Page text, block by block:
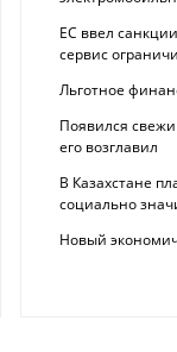
ЕС ввел
сервис
Льготное
Появился
его возглавил
В Казахстане
социально
Новый